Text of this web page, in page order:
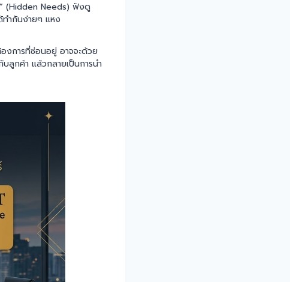
(Hidden Needs) ฟังดู
ทำกันง่ายๆ แหง
งการที่ซ่อนอยู่ อาจจะด้วย
ลูกค้า แล้วกลายเป็นการนำ